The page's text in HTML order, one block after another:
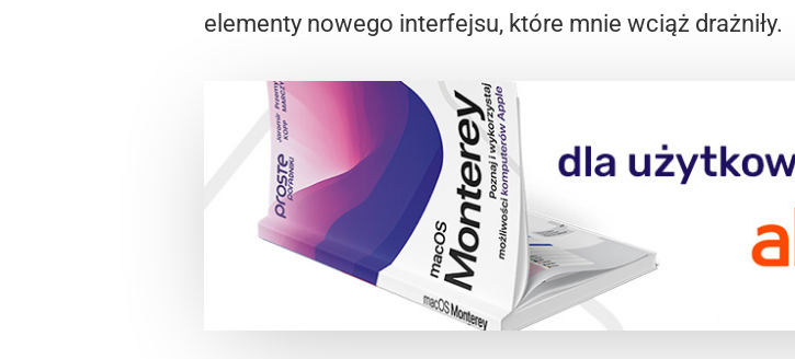
elementy nowego interfejsu, które mnie wciąż drażniły.